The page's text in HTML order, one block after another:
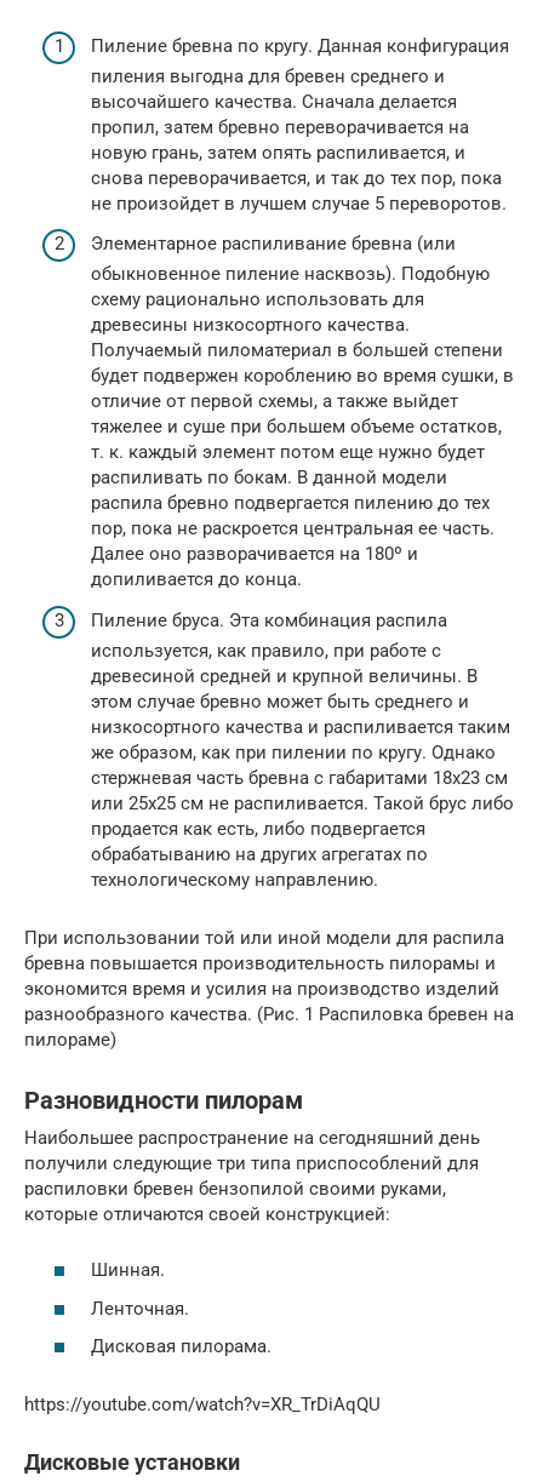
Пиление бревна по кругу. Данная конфигурация
пиления выгодна для бревен среднего и
высочайшего качества. Сначала делается
пропил, затем бревно переворачивается на
новую грань, затем опять распиливается, и
снова переворачивается, и так до тех пор, пока
не произойдет в лучшем случае 5 переворотов.
Элементарное распиливание бревна (или
обыкновенное пиление насквозь). Подобную
схему рационально использовать для
древесины низкосортного качества.
Получаемый пиломатериал в большей степени
будет подвержен короблению во время сушки, в
отличие от первой схемы, а также выйдет
тяжелее и суше при большем объеме остатков,
т. к. каждый элемент потом еще нужно будет
распиливать по бокам. В данной модели
распила бревно подвергается пилению до тех
пор, пока не раскроется центральная ее часть.
Далее оно разворачивается на 180º и
допиливается до конца.
Пиление бруса. Эта комбинация распила
используется, как правило, при работе с
древесиной средней и крупной величины. В
этом случае бревно может быть среднего и
низкосортного качества и распиливается таким
же образом, как при пилении по кругу. Однако
стержневая часть бревна с габаритами 18х23 см
или 25х25 см не распиливается. Такой брус либо
продается как есть, либо подвергается
обрабатыванию на других агрегатах по
технологическому направлению.
При использовании той или иной модели для распила
бревна повышается производительность пилорамы и
экономится время и усилия на производство изделий
разнообразного качества. (Рис. 1 Распиловка бревен на
пилораме)
Разновидности пилорам
Наибольшее распространение на сегодняшний день
получили следующие три типа приспособлений для
распиловки бревен бензопилой своими руками,
которые отличаются своей конструкцией:
Шинная.
Ленточная.
Дисковая пилорама.
https://youtube.com/watch?v=XR_TrDiAqQU
Дисковые установки